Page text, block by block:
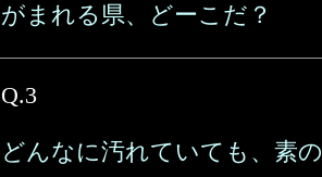
がまれる県、どーこだ？
Q.3
どんなに汚れていても、素の